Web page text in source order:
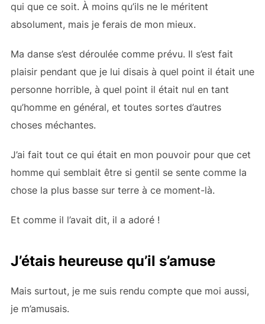
qui que ce soit. À moins qu’ils ne le méritent
absolument, mais je ferais de mon mieux.
Ma danse s’est déroulée comme prévu. Il s’est fait
plaisir pendant que je lui disais à quel point il était une
personne horrible, à quel point il était nul en tant
qu’homme en général, et toutes sortes d’autres
choses méchantes.
J’ai fait tout ce qui était en mon pouvoir pour que cet
homme qui semblait être si gentil se sente comme la
chose la plus basse sur terre à ce moment-là.
Et comme il l’avait dit, il a adoré !
J’étais heureuse qu’il s’amuse
Mais surtout, je me suis rendu compte que moi aussi,
je m’amusais.